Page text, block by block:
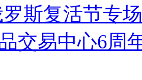
罗斯复活节专
交易中心6周